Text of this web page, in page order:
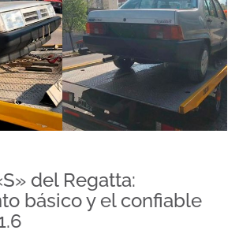
del Regatta:
básico y el confiable